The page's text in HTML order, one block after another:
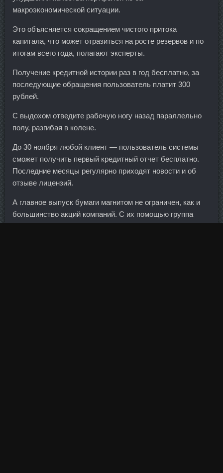
макроэкономической ситуации.
Это объясняется сокращением чистого притока
капитала, что может отразиться на росте резервов и по
итогам всего года, полагают эксперты.
Получение кредитной истории раз в год бесплатно, за
последующие обращения пользователь платит 300
рублей.
С выдохом отведите рабочую ногу назад параллельно
полу, разгибая в колене.
До 30 ноября любой клиент — пользователь системы
сможет получить первый кредитный отчет бесплатно.
Последние месяцы регулярно приходят новости и об
отзыве лицензий.
А главное выпуск бумаги магнитом не ограничен, как и
большинство акций компаний. С их помощью группа